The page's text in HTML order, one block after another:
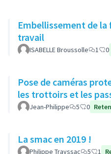
Embellissement de la
travail
ISABELLE Broussolle 1 0
Pose de caméras
les trottoirs et les
Jean-Philippe 5 0
La smac en 2019 !
Philippe Trayssac 5 1